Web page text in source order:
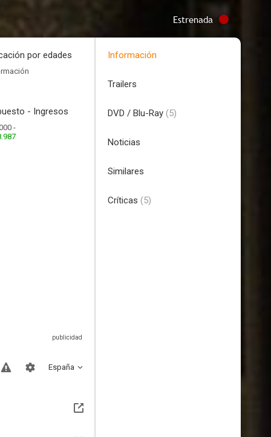
Estrenada
por edades
- Ingresos
-
España
Información
Trailers
DVD / Blu-Ray (5)
Noticias
Similares
Críticas (5)